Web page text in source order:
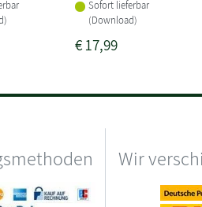
Sofort lieferbar
(Download)
€17,99
Wir